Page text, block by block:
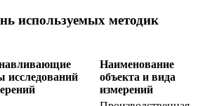
используемых методик
исследований
Наименование
объекта и вида
измерений